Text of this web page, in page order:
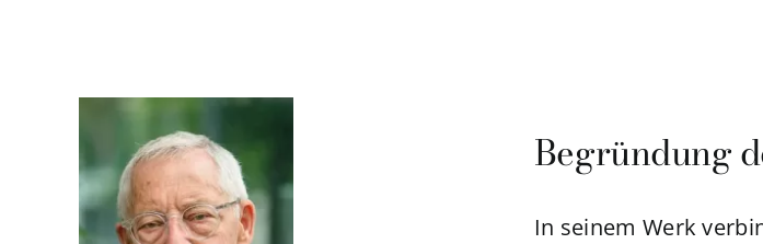
Begründung
In seinem Werk